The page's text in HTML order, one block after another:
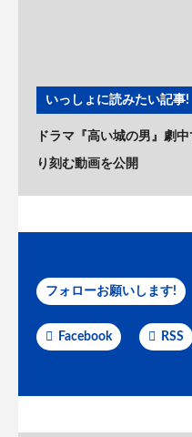
いっしょに読みたい記事!
ドラマ『高い城の男』劇
り刻む動画を公開
フォローお願いします!
Facebook RSS